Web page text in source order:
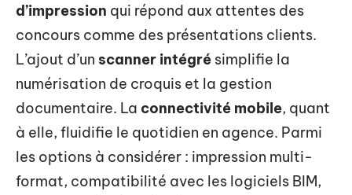
d’impression qui répond aux attentes des
concours comme des présentations clients.
L’ajout d’un scanner intégré simplifie la
numérisation de croquis et la gestion
documentaire. La connectivité mobile, quant
à elle, fluidifie le quotidien en agence. Parmi
les options à considérer : impression multi-
format, compatibilité avec les logiciels BIM,